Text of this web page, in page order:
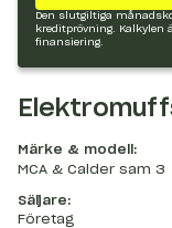
Den slutgiltiga
kreditprövning. Kalkylen
finansiering.
Märke & modell:
MCA & Calder sam 3
Säljare:
Företag